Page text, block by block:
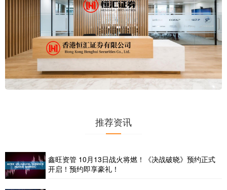
推荐资讯
鑫旺资管 10月13日战火将燃！《决战破晓》预约正式
开启！预约即享豪礼！